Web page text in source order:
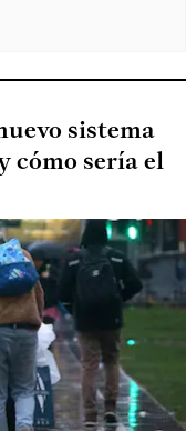
sistema
cómo sería el